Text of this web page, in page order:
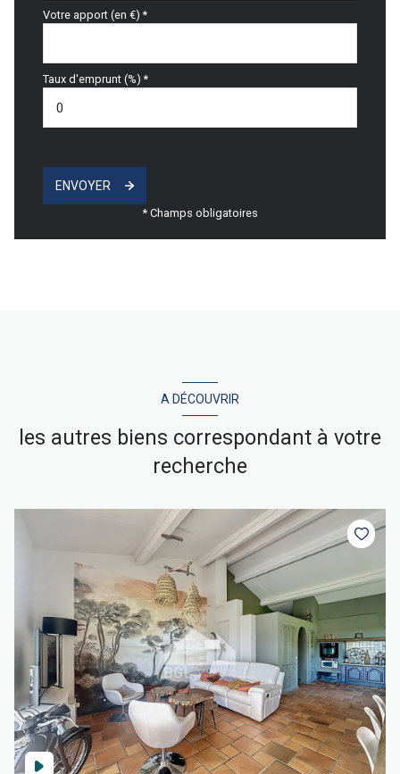
Votre apport (en €) *
Taux d'emprunt (%) *
ENVOYER
* Champs obligatoires
A DÉCOUVRIR
les autres biens correspondant à votre
recherche